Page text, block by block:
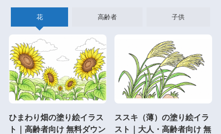
花 高齢者 子供
ひまわり畑の塗り絵イラス
ト｜高齢者向け 無料ダウン
ススキ（薄）の塗り絵イラ
スト｜大人・高齢者向け 無